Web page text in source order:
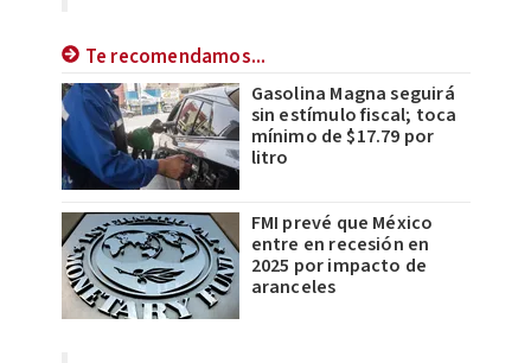
Te recomendamos...
Gasolina Magna seguirá
sin estímulo fiscal; toca
mínimo de $17.79 por
litro
FMI prevé que México
entre en recesión en
2025 por impacto de
aranceles